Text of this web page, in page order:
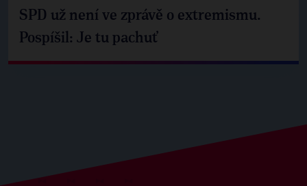
SPD už není ve zprávě o extremismu.
Pospíšil: Je tu pachuť